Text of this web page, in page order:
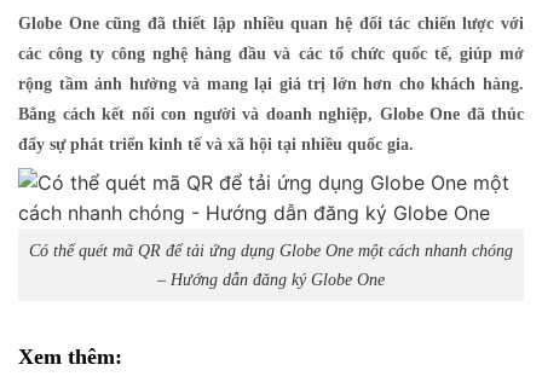
Globe One cũng đã thiết lập nhiều quan hệ đối tác chiến lược với
các công ty công nghệ hàng đầu và các tổ chức quốc tế, giúp mở
rộng tầm ảnh hưởng và mang lại giá trị lớn hơn cho khách hàng.
Bằng cách kết nối con người và doanh nghiệp, Globe One đã thúc
đẩy sự phát triển kinh tế và xã hội tại nhiều quốc gia.
Có thể quét mã QR để tải ứng dụng Globe One một cách nhanh chóng
– Hướng dẫn đăng ký Globe One
Xem thêm: